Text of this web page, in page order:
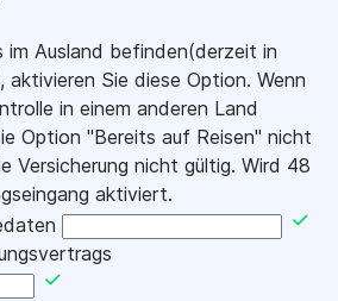
im Ausland befinden(derzeit in
aktivieren Sie diese Option. Wenn
in einem anderen Land
Option "Bereits auf Reisen" nicht
Versicherung nicht gültig. Wird 48
aktiviert.